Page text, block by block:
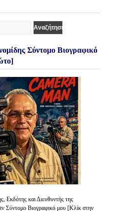
Σύντομο Βιογραφικό
Εκδότης και Διευθυντής της
Σύντομο Βιογραφικό μου [Κλίκ στην